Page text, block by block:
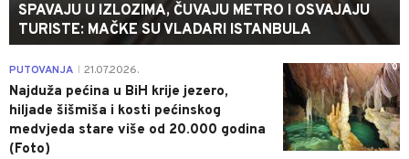
SPAVAJU U IZLOZIMA, ČUVAJU METRO I OSVAJAJU
TURISTE: MAČKE SU VLADARI ISTANBULA
0
PUTOVANJA 21.07.2026.
Najduža pećina u BiH krije jezero,
hiljade šišmiša i kosti pećinskog
medvjeda stare više od 20.000 godina
(Foto)